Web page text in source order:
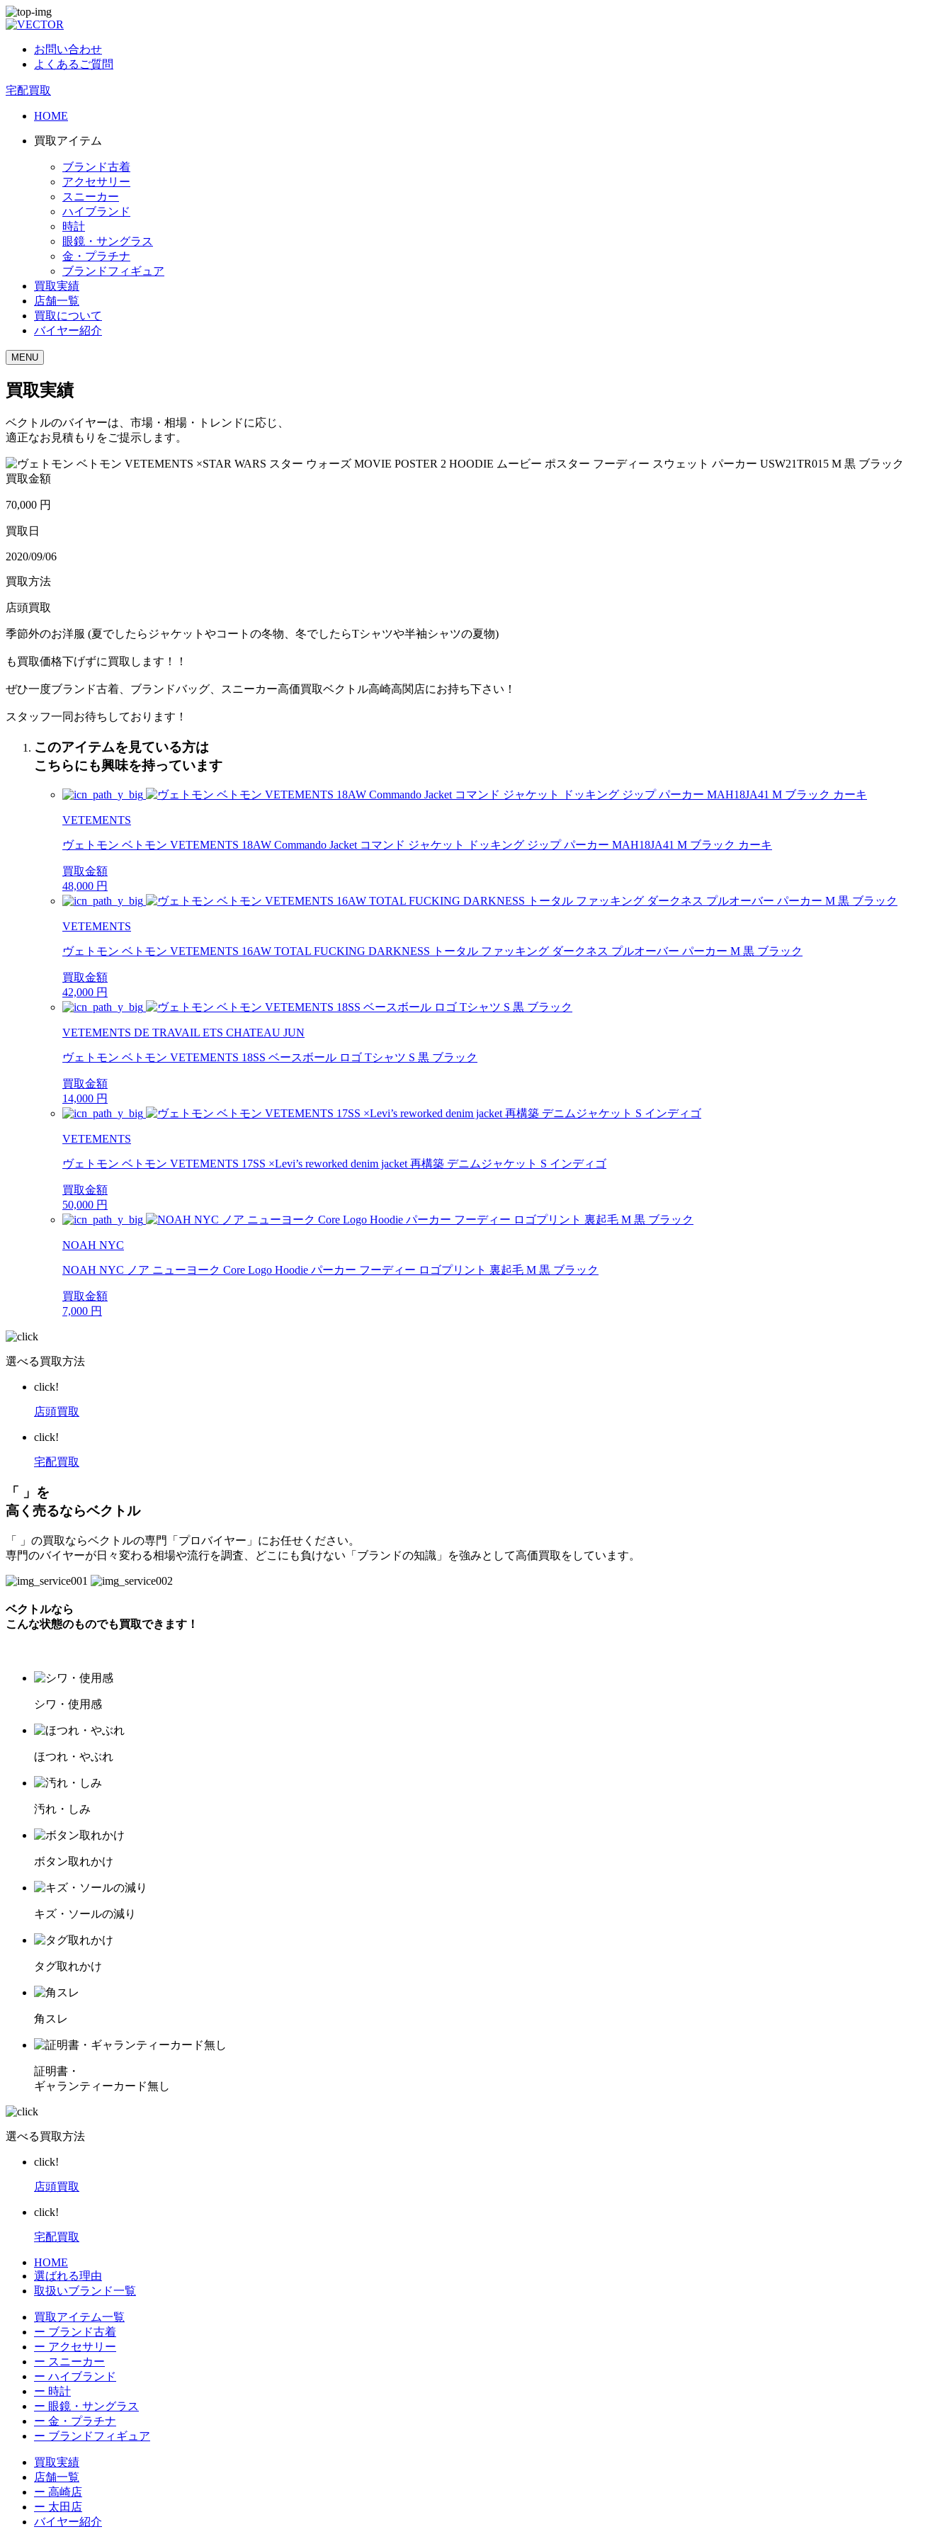
お問い合わせ
よくあるご質問
宅配買取
HOME
買取アイテム
ブランド古着
アクセサリー
スニーカー
ハイブランド
時計
眼鏡・サングラス
金・プラチナ
ブランドフィギュア
買取実績
店舗一覧
買取について
バイヤー紹介
MENU
買取実績
ベクトルのバイヤーは、市場・相場・トレンドに応じ、
適正なお見積もりをご提示します。
買取金額
70,000 円
買取日
2020/09/06
買取方法
店頭買取
季節外のお洋服 (夏でしたらジャケットやコートの冬物、冬でしたらTシャツや半袖シャツの夏物)
も買取価格下げずに買取します！！
ぜひ一度ブランド古着、ブランドバッグ、スニーカー高価買取ベクトル高崎高関店にお持ち下さい！
スタッフ一同お待ちしております！
このアイテムを見ている方は
こちらにも興味を持っています
VETEMENTS
ヴェトモン ベトモン VETEMENTS 18AW Commando Jacket コマンド ジャケット ドッキング ジップ パーカー MAH18JA41 M ブラック カーキ
買取金額
48,000 円
VETEMENTS
ヴェトモン ベトモン VETEMENTS 16AW TOTAL FUCKING DARKNESS トータル ファッキング ダークネス プルオーバー パーカー M 黒 ブラック
買取金額
42,000 円
VETEMENTS DE TRAVAIL ETS CHATEAU JUN
ヴェトモン ベトモン VETEMENTS 18SS ベースボール ロゴ Tシャツ S 黒 ブラック
買取金額
14,000 円
VETEMENTS
ヴェトモン ベトモン VETEMENTS 17SS ×Levi’s reworked denim jacket 再構築 デニムジャケット S インディゴ
買取金額
50,000 円
NOAH NYC
NOAH NYC ノア ニューヨーク Core Logo Hoodie パーカー フーディー ロゴプリント 裏起毛 M 黒 ブラック
買取金額
7,000 円
選べる買取方法
click!
店頭買取
click!
宅配買取
「 」を
高く売るならベクトル
「 」の買取ならベクトルの専門「プロバイヤー」にお任せください。
専門のバイヤーが日々変わる相場や流行を調査、どこにも負けない「ブランドの知識」を強みとして高価買取をしています。
ベクトルなら
こんな状態のものでも買取できます！
シワ・使用感
ほつれ・やぶれ
汚れ・しみ
ボタン取れかけ
キズ・ソールの減り
タグ取れかけ
角スレ
証明書・
ギャランティーカード無し
選べる買取方法
click!
店頭買取
click!
宅配買取
HOME
選ばれる理由
取扱いブランド一覧
買取アイテム一覧
ー ブランド古着
ー アクセサリー
ー スニーカー
ー ハイブランド
ー 時計
ー 眼鏡・サングラス
ー 金・プラチナ
ー ブランドフィギュア
買取実績
店舗一覧
ー 高崎店
ー 太田店
バイヤー紹介